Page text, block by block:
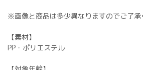
※画像と商品は多少異なりますのでご了
【素材】
PP・ポリエステル